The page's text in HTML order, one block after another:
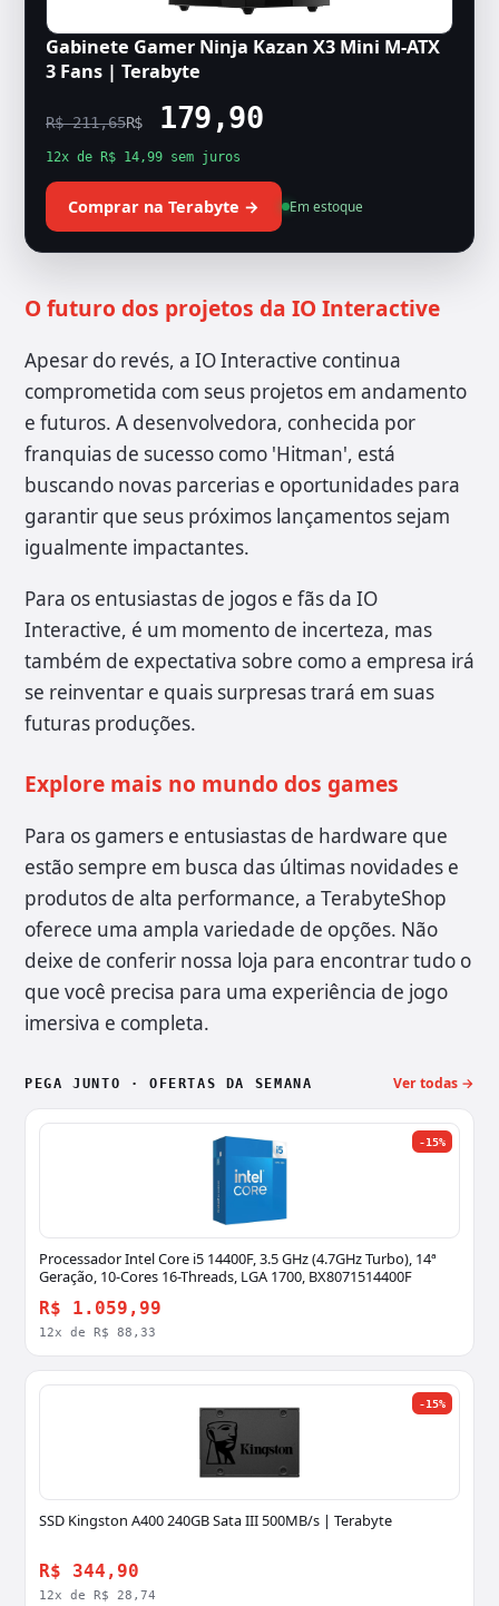
Gabinete Gamer Ninja Kazan X3 Mini M-ATX
3 Fans | Terabyte
R$ 211,65R$179,90
12x de R$ 14,99 sem juros
Comprar na Terabyte → Em estoque
O futuro dos projetos da IO Interactive
Apesar do revés, a IO Interactive continua
comprometida com seus projetos em andamento
e futuros. A desenvolvedora, conhecida por
franquias de sucesso como 'Hitman', está
buscando novas parcerias e oportunidades para
garantir que seus próximos lançamentos sejam
igualmente impactantes.
Para os entusiastas de jogos e fãs da IO
Interactive, é um momento de incerteza, mas
também de expectativa sobre como a empresa irá
se reinventar e quais surpresas trará em suas
futuras produções.
Explore mais no mundo dos games
Para os gamers e entusiastas de hardware que
estão sempre em busca das últimas novidades e
produtos de alta performance, a TerabyteShop
oferece uma ampla variedade de opções. Não
deixe de conferir nossa loja para encontrar tudo o
que você precisa para uma experiência de jogo
imersiva e completa.
PEGA JUNTO · OFERTAS DA SEMANA Ver todas →
-15%
Processador Intel Core i5 14400F, 3.5 GHz (4.7GHz Turbo), 14ª
Geração, 10-Cores 16-Threads, LGA 1700, BX8071514400F
R$ 1.059,99
12x de R$ 88,33
-15%
SSD Kingston A400 240GB Sata III 500MB/s | Terabyte
R$ 344,90
12x de R$ 28,74